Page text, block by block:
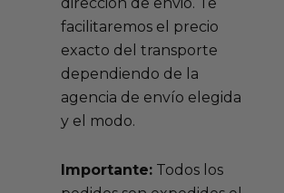
facilitaremos el precio
exacto del transporte
dependiendo de la
agencia de envío elegida
y el modo.
Importante:Todos los